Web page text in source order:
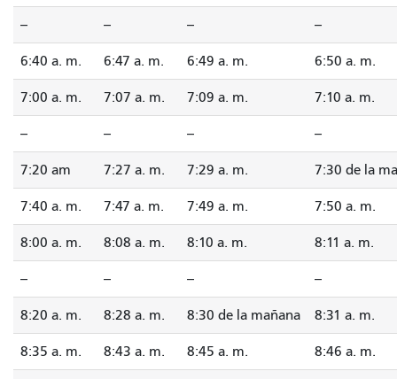
-- -- -- --
6:40 a. m. 6:47 a. m. 6:49 a. m. 6:50 a. m.
7:00 a. m. 7:07 a. m. 7:09 a. m. 7:10 a. m.
-- -- -- --
7:20 am 7:27 a. m. 7:29 a. m. 7:30 de la
7:40 a. m. 7:47 a. m. 7:49 a. m. 7:50 a. m.
8:00 a. m. 8:08 a. m. 8:10 a. m. 8:11 a. m.
-- -- -- --
8:20 a. m. 8:28 a. m. 8:30 de la mañana 8:31 a. m.
8:35 a. m. 8:43 a. m. 8:45 a. m. 8:46 a. m.